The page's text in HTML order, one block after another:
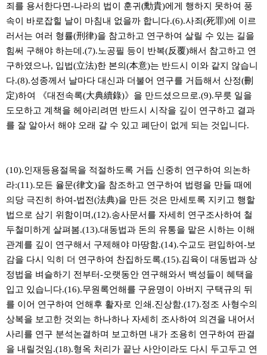
죄를 용서한다면-나라의 법이 훈귀(勳貴)에게 행하지 못하여 풍
속이 바로잡힐 날이 마침내 없을까 합니다.(6).사죄(死罪)에 이르
러서는 여러 형률(刑律)을 참고하고 연구하여 살릴 수 있는 길을
힘써 구해야 하는데.(7).노공필 등이 반복(反覆)해서 참고하고 연
구하였으나, 입법(立法)한 본의(本意)는 반드시 이와 같지 않습니
다.(8).성종께서 날마다 대신과 더불어 연구를 거듭해서 산정(刪
定)하여 《대전속록(大典續錄)》을 만드셨으므로.(9).무릇 일을
도모하고 계책을 헤아리려면 반드시 시작을 깊이 연구하고 결과
를 잘 알아서 해야 오래 갈 수 있고 폐단이 없게 되는 것입니다.
(10).인재등용절목을 적절하도록 거듭 신중히 연구하여 의논하
라:(11).모든 율문(律文)을 참조하고 연구하여 법령을 만들 때에
의당 극진히 하여-법전(法典)을 만든 것은 만세토록 지키고 행할
법으로 삼기 위함이며,(12).송사문서를 자세히 연구조사하여 철
두철미하게 살펴봄.(13).대동법과 돈의 유통을 맡은 시하는 이해
관계를 깊이 연구해서 구제해야 마땅함.(14).수교도 편입하여-보
감을 다시 익히 더 연구하여 찬집하도록.(15).김육이 대동법과 상
정법을 벼슬하기 전부터-오랫동안 연구해와서 백성들이 혜택을
입고 있습니다.(16).무원록언해를 구윤명이 아버지 구택규의 뒤
를 이어 연구하여 언해후 활자로 인쇄.진상함.(17).정조 사형수의
상복을 보고한 것외는 하나하나 자세히 조사하여 의견을 내어서
사리를 연구 분석논결하며 보고하면 내가 조용히 연구하여 판결
을 내릴것임.(18).형옥 처리가 끝난 사안이라도 다시 두고두고 연